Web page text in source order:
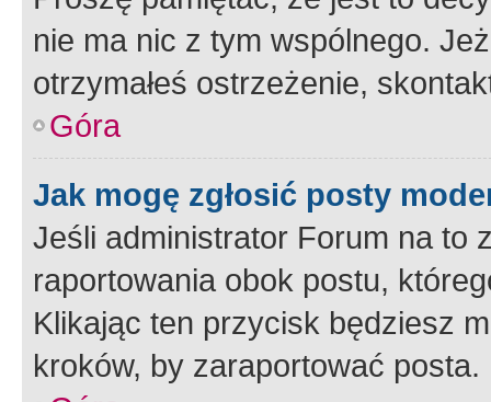
nie ma nic z tym wspólnego.
otrzymałeś ostrzeżenie,
Góra
Jak mogę zgłosić posty
Jeśli administrator Forum na to
raportowania obok postu,
Klikając ten przycisk będziesz
kroków, by zaraportować posta.